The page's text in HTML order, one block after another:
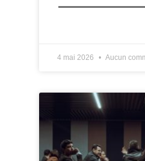
4 mai 2026 Aucun